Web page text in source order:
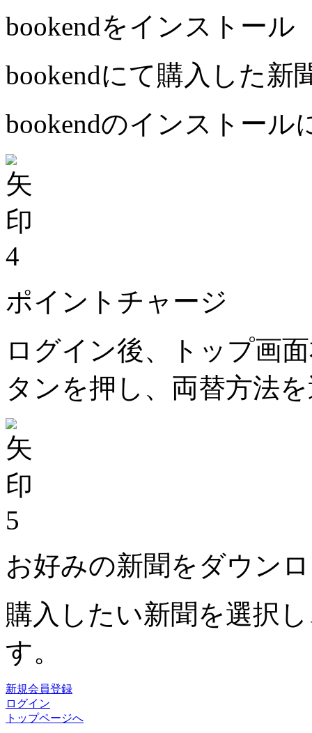
bookendをインストール
bookendにて購入した新
bookendのインストール
4
ポイントチャージ
ログイン後、トップ画
タンを押し、両替方法
5
お好みの新聞をダウン
購入したい新聞を選択
す。
新規会員登録
ログイン
トップページへ